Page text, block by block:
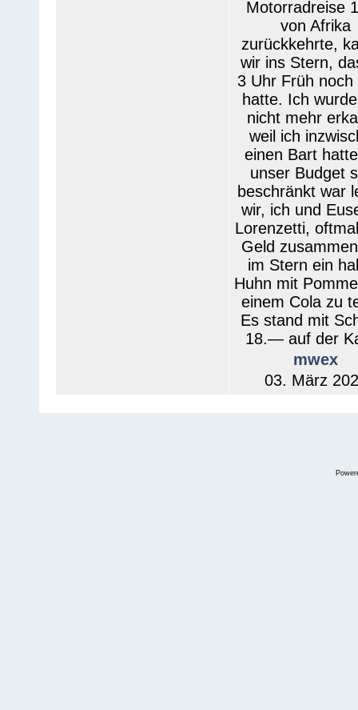
Motorradreise
von Afrika
zurückkehrte,
wir ins Stern,
3 Uhr Früh noch
hatte. Ich
nicht mehr
weil ich
einen Bart
unser Budget
beschränkt war
wir, ich und
Lorenzetti,
Geld
im Stern ein
Huhn mit
einem Cola zu
Es stand mit
18.— auf der
mwex
03. März